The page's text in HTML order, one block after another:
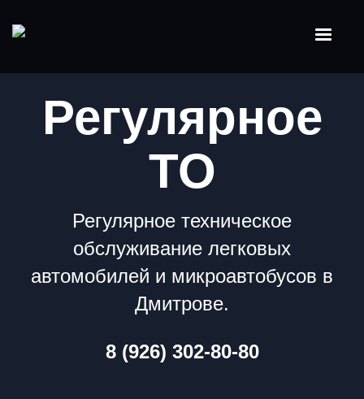
Регулярное
ТО
Регулярное техническое
обслуживание легковых
автомобилей и микроавтобусов в
Дмитрове.
8 (926) 302-80-80